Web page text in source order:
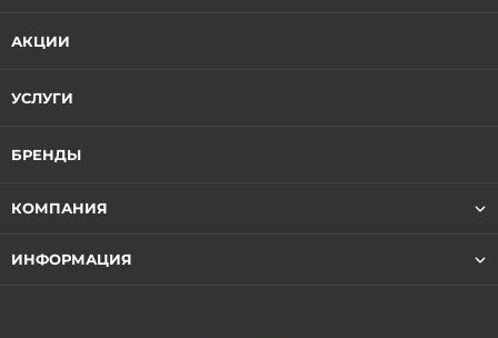
АКЦИИ
УСЛУГИ
БРЕНДЫ
КОМПАНИЯ
ИНФОРМАЦИЯ